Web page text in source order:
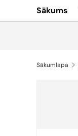
Sākums
Sākumlapa